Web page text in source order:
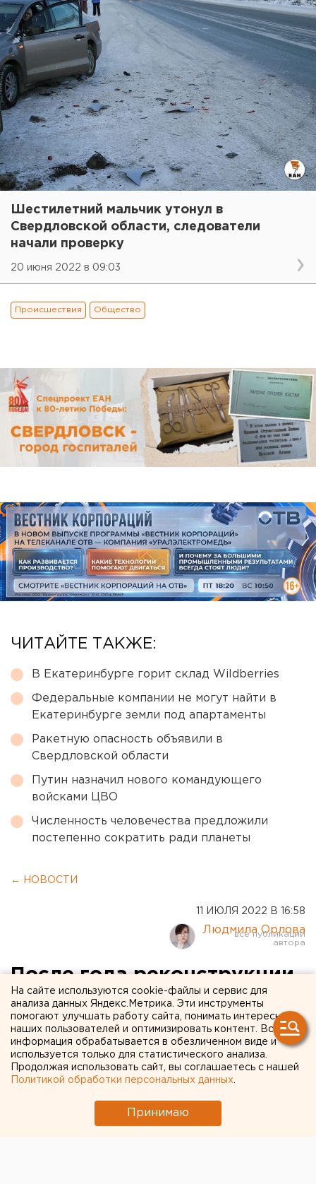
Шестилетний мальчик утонул в
Свердловской области, следователи
начали проверку
20 июня 2022 в 09:03
Происшествия Общество
ЧИТАЙТЕ ТАКЖЕ:
В Екатеринбурге горит склад Wildberries
Федеральные компании не могут найти в
Екатеринбурге земли под апартаменты
Ракетную опасность объявили в
Свердловской области
Путин назначил нового командующего
войсками ЦВО
Численность человечества предложили
постепенно сократить ради планеты
← НОВОСТИ
11 ИЮЛЯ 2022 В 16:58
Людмила Орлова
После года реконструкции
по челябинскому мосту
запустят общественный
транспорт
На сайте используются cookie-файлы и сервис для
анализа данных Яндекс.Метрика. Эти инструменты
помогают улучшать работу сайта, понимать интересы
наших пользователей и оптимизировать контент. Вся
информация обрабатывается в обезличенном виде и
используется только для статистического анализа.
Продолжая использовать сайт, вы соглашаетесь с нашей
Политикой обработки персональных данных
Принимаю